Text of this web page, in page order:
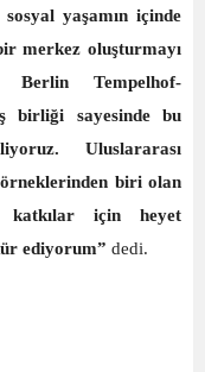
yaşamın içinde
merkez oluşturmayı
Berlin Tempelhof-
birliği sayesinde bu
Uluslararası
örneklerinden biri olan
için heyet
ediyorum” dedi.